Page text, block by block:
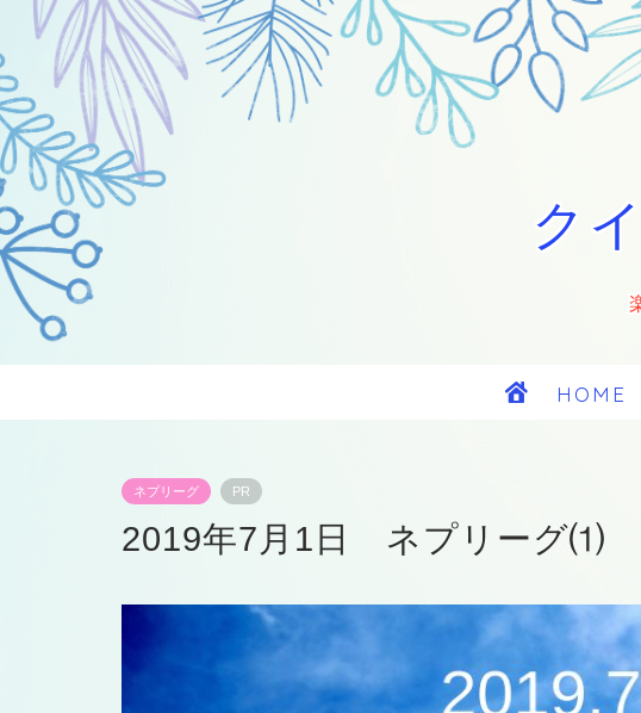
ク
HOME
ネプリーグ PR
2019年7月1日 ネプリーグ⑴